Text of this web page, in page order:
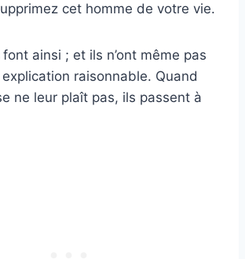
cet homme de votre vie.
ainsi ; et ils n’ont même pas
explication raisonnable. Quand
ne leur plaît pas, ils passent à